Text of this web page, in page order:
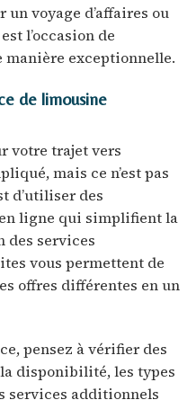
voyage d’affaires ou
l’occasion de
manière exceptionnelle.
de limousine
votre trajet vers
mais ce n’est pas
d’utiliser des
ligne qui simplifient la
des services
vous permettent de
offres différentes en un
pensez à vérifier des
disponibilité, les types
services additionnels